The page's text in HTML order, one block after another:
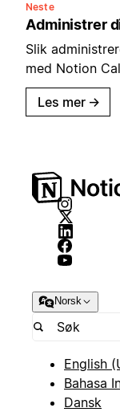
Neste
Administrer
Slik
med Notion
Les mer →
Norsk
English
Bahasa
Dansk